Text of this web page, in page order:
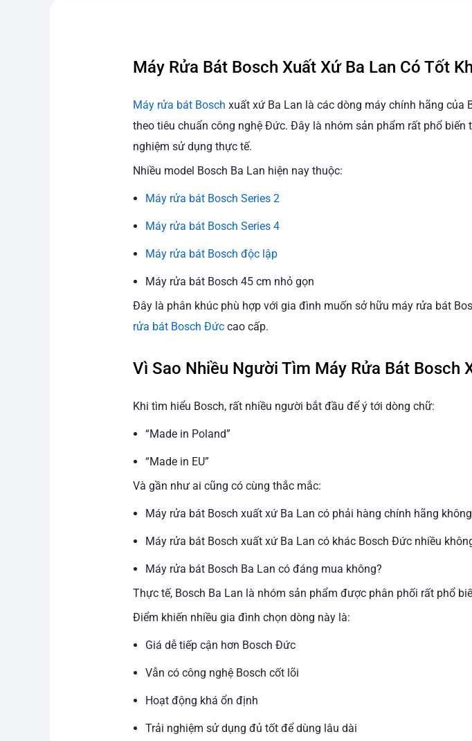
Máy Rửa Bát Bosch Xuất Xứ Ba Lan Có Tốt
Máy rửa bát Bosch xuất xứ Ba Lan là các dòng máy chính hãng của
theo tiêu chuẩn công nghệ Đức. Đây là nhóm sản phẩm rất phổ
nghiệm sử dụng thực tế.
Nhiều model Bosch Ba Lan hiện nay thuộc:
Máy rửa bát Bosch Series 2
Máy rửa bát Bosch Series 4
Máy rửa bát Bosch độc lập
Máy rửa bát Bosch 45 cm nhỏ gọn
Đây là phân khúc phù hợp với gia đình muốn sở hữu máy rửa bát
rửa bát Bosch Đức cao cấp.
Vì Sao Nhiều Người Tìm Máy Rửa Bát Bosch
Khi tìm hiểu Bosch, rất nhiều người bắt đầu để ý tới dòng chữ:
“Made in Poland”
“Made in EU”
Và gần như ai cũng có cùng thắc mắc:
Máy rửa bát Bosch xuất xứ Ba Lan có phải hàng chính hãng
Máy rửa bát Bosch xuất xứ Ba Lan có khác Bosch Đức nhiều
Máy rửa bát Bosch Ba Lan có đáng mua không?
Thực tế, Bosch Ba Lan là nhóm sản phẩm được phân phối rất phổ
Điểm khiến nhiều gia đình chọn dòng này là:
Giá dễ tiếp cận hơn Bosch Đức
Vẫn có công nghệ Bosch cốt lõi
Hoạt động khá ổn định
Trải nghiệm sử dụng đủ tốt để dùng lâu dài